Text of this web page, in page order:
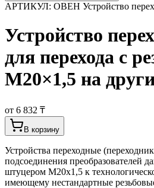
АРТИКУЛ: ОВЕН Устройство
Устройство
для перехода с
М20×1,5 на
от 6 832 ₸
В корзину
Устройства переходные
подсоединения преобразователей
штуцером М20х1,5 к
имеющему нестандартные